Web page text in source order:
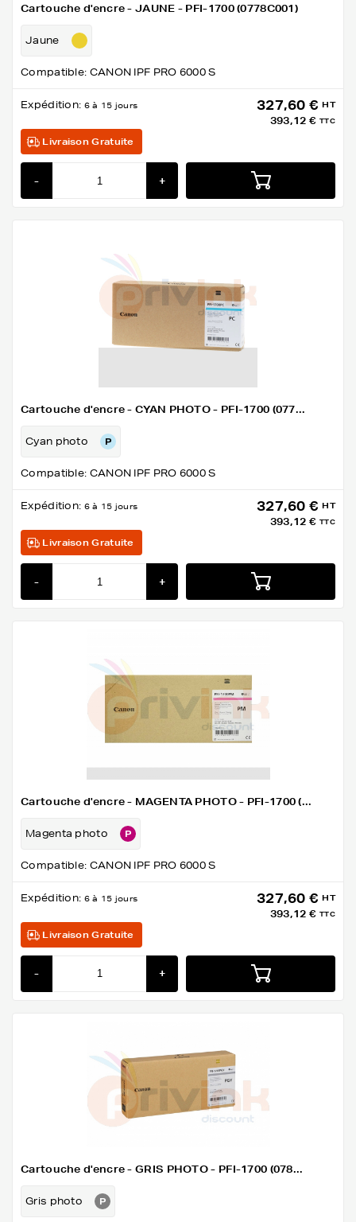
Cartouche d'encre - JAUNE - PFI-1700 (0778C001)
Jaune
Compatible: CANON IPF PRO 6000 S
Expédition: 6 à 15 jours 327,60 € HT
393,12 € TTC
Livraison Gratuite
- +
Cartouche d'encre - CYAN PHOTO - PFI-1700 (077...
Cyan photo
Compatible: CANON IPF PRO 6000 S
Expédition: 6 à 15 jours 327,60 € HT
393,12 € TTC
Livraison Gratuite
- +
Cartouche d'encre - MAGENTA PHOTO - PFI-1700 (...
Magenta photo
Compatible: CANON IPF PRO 6000 S
Expédition: 6 à 15 jours 327,60 € HT
393,12 € TTC
Livraison Gratuite
- +
Cartouche d'encre - GRIS PHOTO - PFI-1700 (078...
Gris photo